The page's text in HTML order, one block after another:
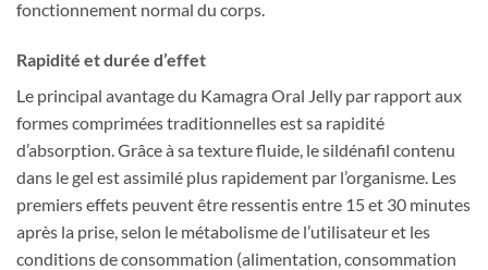
fonctionnement normal du corps.
Rapidité et durée d’effet
Le principal avantage du Kamagra Oral Jelly par rapport aux
formes comprimées traditionnelles est sa rapidité
d’absorption. Grâce à sa texture fluide, le sildénafil contenu
dans le gel est assimilé plus rapidement par l’organisme. Les
premiers effets peuvent être ressentis entre 15 et 30 minutes
après la prise, selon le métabolisme de l’utilisateur et les
conditions de consommation (alimentation, consommation